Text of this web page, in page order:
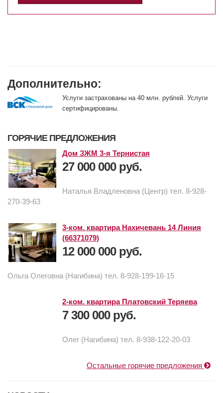
Дополнительно:
Услуги застрахованы на 40 млн. рублей. Услуги
сертифицированы.
ГОРЯЧИЕ ПРЕДЛОЖЕНИЯ
Дом ЗЖМ 3-я Тернистая
27 000 000 руб.
Наталья Владленовна (Центр) тел. 8-928-
270-39-63
3-ком. квартира Нахичевань 14 Линия
(66371079)
12 000 000 руб.
Ольга Олеговна (Нагибина) тел. 8-928-199-16-15
2-ком. квартира Платовский Теряева
7 300 000 руб.
Олег (Нагибина) тел. 8-938-122-20-03
Остальные горячие предложения